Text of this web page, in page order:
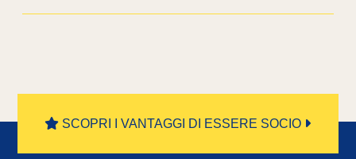
SCOPRI I VANTAGGI DI ESSERE SOCIO